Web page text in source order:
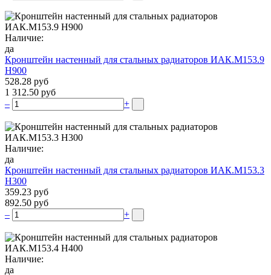
Наличие:
да
Кронштейн настенный для стальных радиаторов ИАК.М153.9
Н900
528.28 руб
1 312.50 руб
–
+
Наличие:
да
Кронштейн настенный для стальных радиаторов ИАК.М153.3
Н300
359.23 руб
892.50 руб
–
+
Наличие:
да